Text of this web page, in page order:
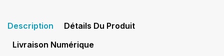
Description
Détails Du Produit
Livraison Numérique